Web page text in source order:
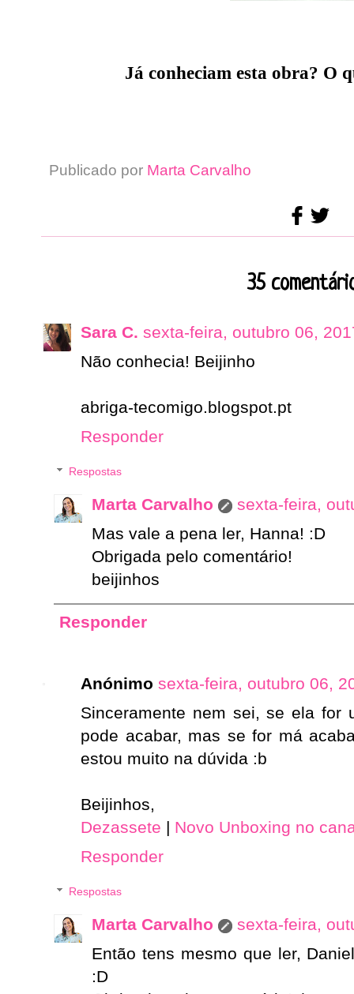
Já conheciam esta obra? O
Publicado por Marta Carvalho
35
Sara C. sexta-feira, outubro 06,
Não conhecia! Beijinho
abriga-tecomigo.blogspot.pt
Responder
Respostas
Marta Carvalho
sexta-feira,
Mas vale a pena ler, Hanna! :D
Obrigada pelo comentário!
beijinhos
Responder
Anónimo sexta-feira, outubro 06,
Sinceramente nem sei, se ela for
pode acabar, mas se for má
estou muito na dúvida :b
Beijinhos,
Dezassete | Novo Unboxing no
Responder
Respostas
Marta Carvalho
sexta-feira,
Então tens mesmo que ler,
:D